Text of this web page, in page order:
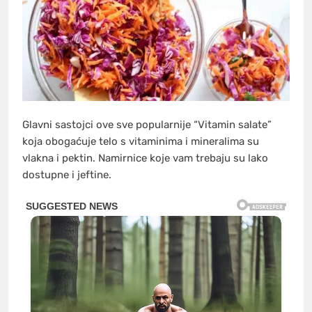
Glavni sastojci ove sve popularnije “Vitamin salate”
koja obogaćuje telo s vitaminima i mineralima su
vlakna i pektin. Namirnice koje vam trebaju su lako
dostupne i jeftine.